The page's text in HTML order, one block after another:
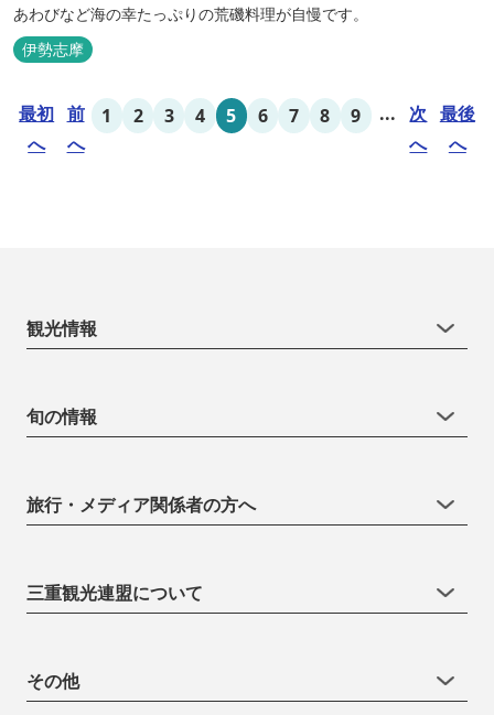
あわびなど海の幸たっぷりの荒磯料理が自慢です。
伊勢志摩
最初
へ
前
へ
1 2 3 4 5 6 7 8 9 ...
次
へ
最後
へ
観光情報
旬の情報
旅行・メディア関係者の方へ
三重観光連盟について
その他